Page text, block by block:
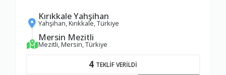
Kırıkkale Yahşihan
Yahşihan, Kırıkkale, Türkiye
Mersin Mezitli
Mezitli, Mersin, Türkiye
4 TEKLİF VERİLDİ